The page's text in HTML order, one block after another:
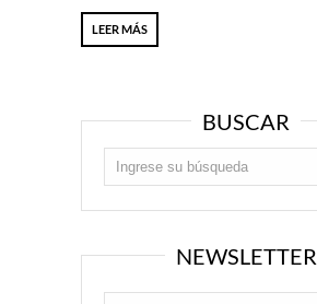
LEER MÁS
BUSCAR
NEWSLETTER